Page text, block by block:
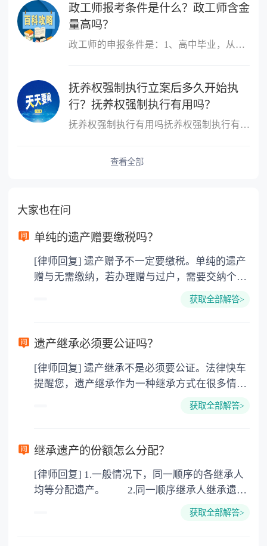
政工师报考条件是什么？政工师含金
量高吗？
政工师的申报条件是：1、高中毕业，从事思想政治工作三年以上;2、大
抚养权强制执行立案后多久开始执
行？抚养权强制执行有用吗？
抚养权强制执行有用吗抚养权强制执行有用，抚养权也是可以申请强制
查看全部
大家也在问
单纯的遗产赠要缴税吗？
[律师回复] 遗产赠予不一定要缴税。单纯的遗产
赠与无需缴纳，若办理赠与过户，需要交纳个人
所得税、契税和公证费。赠与过户是没有增值税
要缴纳公证费，具体如下： 1. 公证费：按房
3. 印花税：按房屋评估价的0.05%缴纳 4. 土
地增值税：按房价1%缴纳 5. 房屋产权登记费：
获取全部解答>
遗产继承必须要公证吗？
[律师回复] 遗产继承不是必须要公证。法律快车
提醒您，遗产继承作为一种继承方式在很多情况
下都是不需要公证的，当然，如果需要公正的也
以防对财产继承发生纠纷，可以对遗产继承进行
公证。
获取全部解答>
继承遗产的份额怎么分配？
[律师回复] 1.一般情况下，同一顺序的各继承人
均等分配遗产。 2.同一顺序继承人继承遗产
获取全部解答>